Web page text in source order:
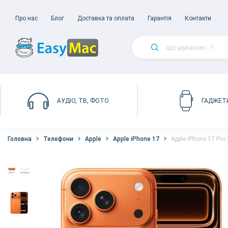
Про нас Блог Доставка та оплата Гарантія Контакти
АУДІО, ТВ, ФОТО
Головна Телефони Apple Apple iPhone 17 Apple iPhone 17